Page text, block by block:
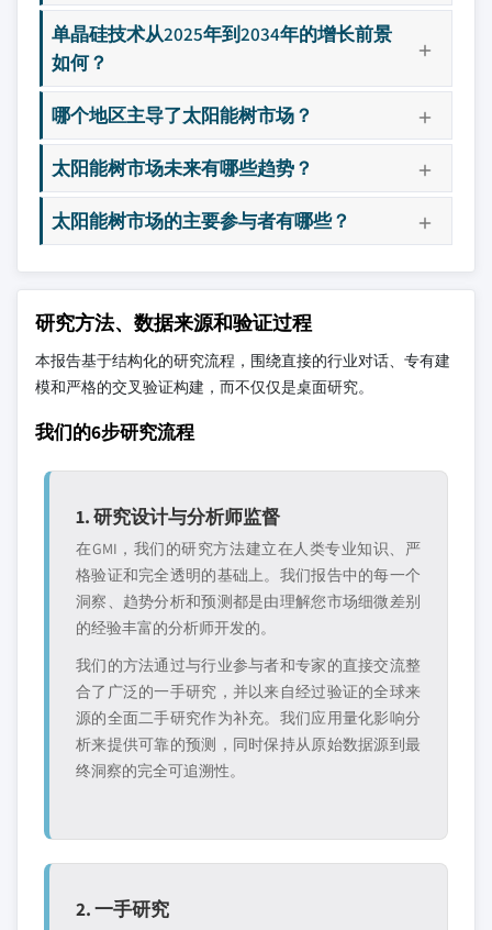
单晶硅技术从2025年到2034年的增长前景
如何？
哪个地区主导了太阳能树市场？
太阳能树市场未来有哪些趋势？
太阳能树市场的主要参与者有哪些？
研究方法、数据来源和验证过程
本报告基于结构化的研究流程，围绕直接的行业对话、专有建
模和严格的交叉验证构建，而不仅仅是桌面研究。
我们的6步研究流程
1. 研究设计与分析师监督
在GMI，我们的研究方法建立在人类专业知识、严
格验证和完全透明的基础上。我们报告中的每一个
洞察、趋势分析和预测都是由理解您市场细微差别
的经验丰富的分析师开发的。
我们的方法通过与行业参与者和专家的直接交流整
合了广泛的一手研究，并以来自经过验证的全球来
源的全面二手研究作为补充。我们应用量化影响分
析来提供可靠的预测，同时保持从原始数据源到最
终洞察的完全可追溯性。
2. 一手研究